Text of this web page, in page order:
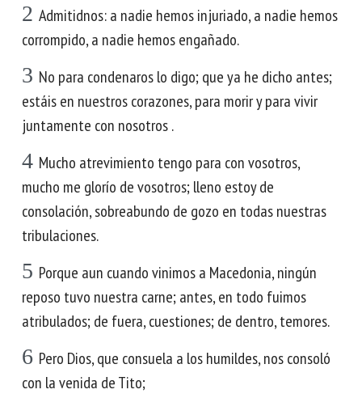
2 Admitidnos: a nadie hemos injuriado, a nadie hemos
corrompido, a nadie hemos engañado.
3 No para condenaros lo digo; que ya he dicho antes;
estáis en nuestros corazones, para morir y para vivir
juntamente con nosotros .
4 Mucho atrevimiento tengo para con vosotros,
mucho me glorío de vosotros; lleno estoy de
consolación, sobreabundo de gozo en todas nuestras
tribulaciones.
5 Porque aun cuando vinimos a Macedonia, ningún
reposo tuvo nuestra carne; antes, en todo fuimos
atribulados; de fuera, cuestiones; de dentro, temores.
6 Pero Dios, que consuela a los humildes, nos consoló
con la venida de Tito;